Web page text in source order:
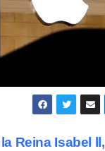
Reina Isabel ll,